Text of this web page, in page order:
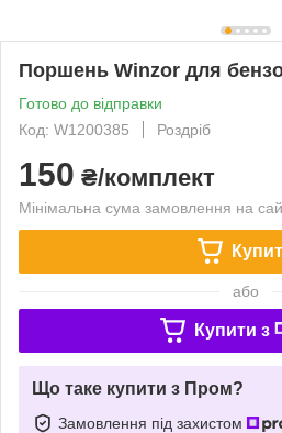
Поршень Winzor для
Готово до відправки
Код: W1200385
Роздріб
150 ₴/комплект
Мінімальна сума замовлення на
або
Купити з
Що таке купити з Пром?
Замовлення під захистом